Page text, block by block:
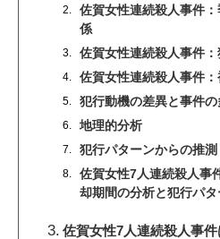
佐賀女性連続殺人事件
係
佐賀女性連続殺人事件
佐賀女性連続殺人事件
犯行動機の差異と事件の
地理的分析
犯行パターンからの推測
佐賀女性7人連続殺人事
却期間の分析と犯行パタ
佐賀女性7人連続殺人事